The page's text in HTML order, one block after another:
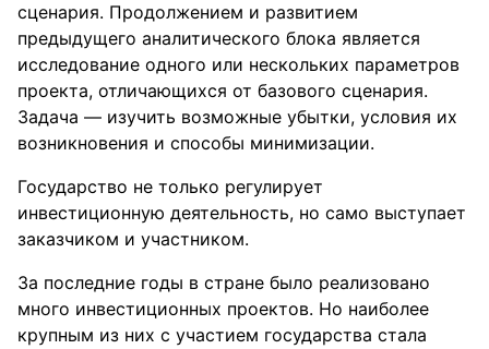
сценария. Продолжением и развитием
предыдущего аналитического блока является
исследование одного или нескольких параметров
проекта, отличающихся от базового сценария.
Задача — изучить возможные убытки, условия их
возникновения и способы минимизации.
Государство не только регулирует
инвестиционную деятельность, но само выступает
заказчиком и участником.
За последние годы в стране было реализовано
много инвестиционных проектов. Но наиболее
крупным из них с участием государства стала